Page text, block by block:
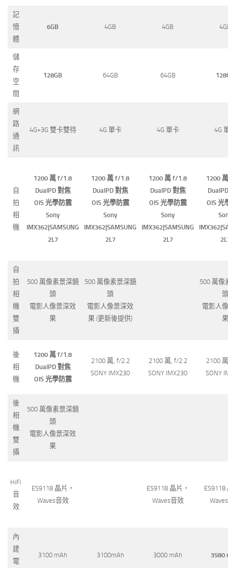
記
憶
體
6GB 4GB 4GB
儲
存
空
間
128GB 64GB 64GB
網
路
通
訊
4G+3G 雙卡雙待 4G 單卡 4G 單卡 4G
自
拍
相
機
1200 萬 f/1.8
DualPD 對焦
OIS 光學防震
Sony
IMX362|SAMSUNG
2L7
1200 萬 f/1.8
DualPD 對焦
OIS 光學防震
Sony
IMX362|SAMSUNG
2L7
1200 萬 f/1.8
DualPD 對焦
OIS 光學防震
Sony
IMX362|SAMSUNG
2L7
1200
OIS 光
自
拍
相
機
雙
攝
500 萬像素景深鏡
頭
電影人像景深效
果
500 萬像素景深鏡
頭
電影人像景深效
果 (更新後提供)
500 萬像
頭
電影人
果
後
相
機
1200 萬 f/1.8
DualPD 對焦
OIS 光學防震
2100 萬, f/2.2
SONY IMX230
2100 萬, f/2.2
SONY IMX230
2100
SONY
後
相
機
雙
攝
500 萬像素景深鏡
頭
電影人像景深效
果
HiFi
音
效
ES9118 晶片，
Waves音效
ES9118 晶片，
Waves音效
ES9118
內
建
電
3100 mAh 3100mAh 3000 mAh 3580